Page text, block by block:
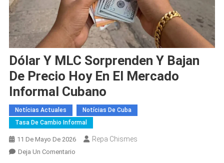
Dólar Y MLC Sorprenden Y Bajan
De Precio Hoy En El Mercado
Informal Cubano
Notícias Actuales
Notícias De Cuba
Tasa De Cambio Informal
11 De Mayo De 2026 Repa Chismes
Deja Un ComentarioEn